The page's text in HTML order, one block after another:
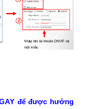
để được hướng